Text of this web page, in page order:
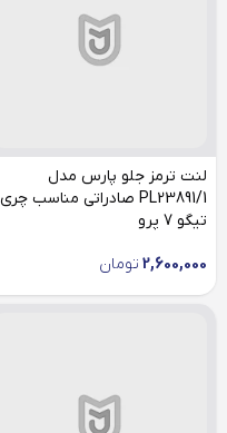
لنت ترمز جلو پارس مدل
PL23891/1 صادراتی مناسب چری
تیگو 7 پرو
2,600,000 تومان